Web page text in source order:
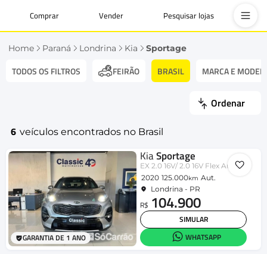
Comprar Vender Pesquisar lojas
Home Paraná Londrina Kia Sportage
TODOS OS FILTROS FEIRÃO BRASIL MARCA E
Ordenar
6 veículos encontrados no Brasil
GARANTIA DE 1 ANO
KiaSportage
EX 2.0 16V/ 2.0 16V Flex Aut.
2020 125.000km Aut.
Londrina - PR
R$ 104.900
SIMULAR
WHATSAPP